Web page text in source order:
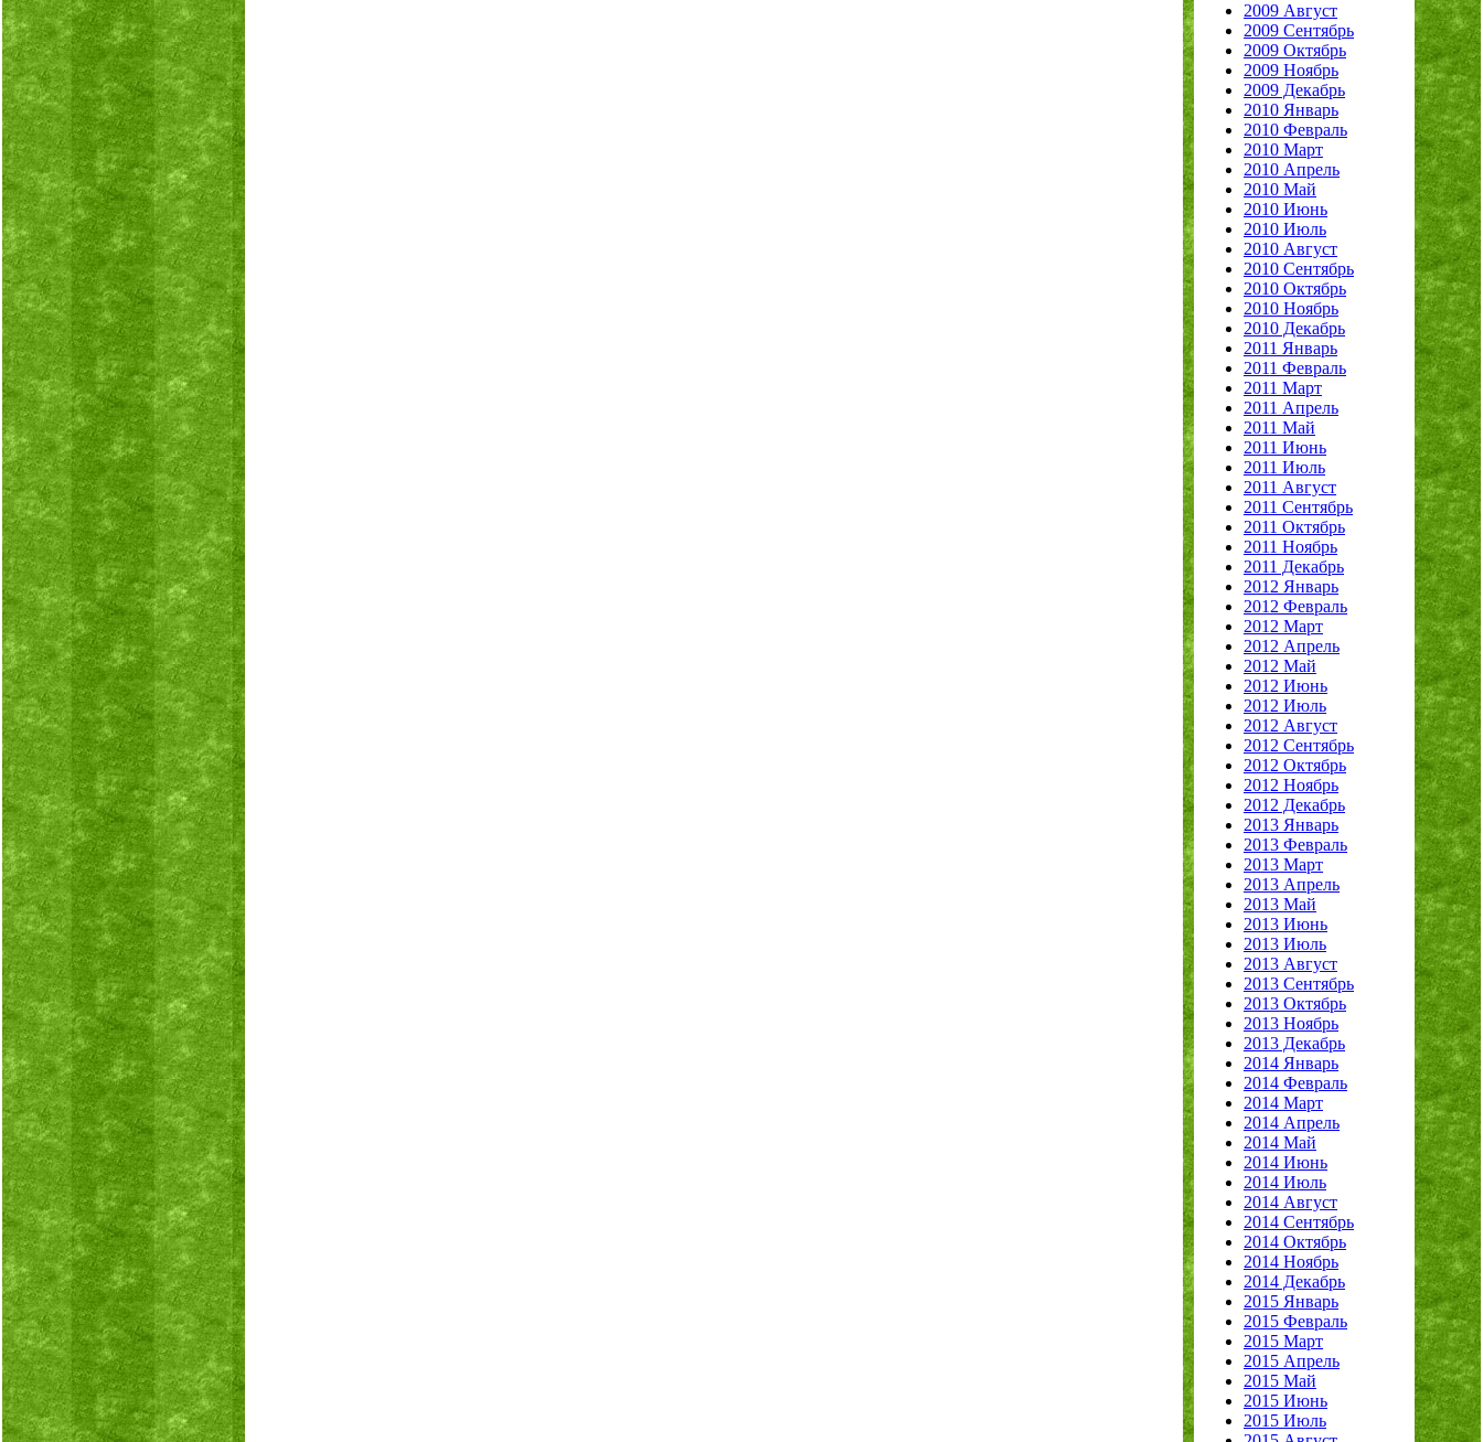
2009 Август
2009 Сентябрь
2009 Октябрь
2009 Ноябрь
2009 Декабрь
2010 Январь
2010 Февраль
2010 Март
2010 Апрель
2010 Май
2010 Июнь
2010 Июль
2010 Август
2010 Сентябрь
2010 Октябрь
2010 Ноябрь
2010 Декабрь
2011 Январь
2011 Февраль
2011 Март
2011 Апрель
2011 Май
2011 Июнь
2011 Июль
2011 Август
2011 Сентябрь
2011 Октябрь
2011 Ноябрь
2011 Декабрь
2012 Январь
2012 Февраль
2012 Март
2012 Апрель
2012 Май
2012 Июнь
2012 Июль
2012 Август
2012 Сентябрь
2012 Октябрь
2012 Ноябрь
2012 Декабрь
2013 Январь
2013 Февраль
2013 Март
2013 Апрель
2013 Май
2013 Июнь
2013 Июль
2013 Август
2013 Сентябрь
2013 Октябрь
2013 Ноябрь
2013 Декабрь
2014 Январь
2014 Февраль
2014 Март
2014 Апрель
2014 Май
2014 Июнь
2014 Июль
2014 Август
2014 Сентябрь
2014 Октябрь
2014 Ноябрь
2014 Декабрь
2015 Январь
2015 Февраль
2015 Март
2015 Апрель
2015 Май
2015 Июнь
2015 Июль